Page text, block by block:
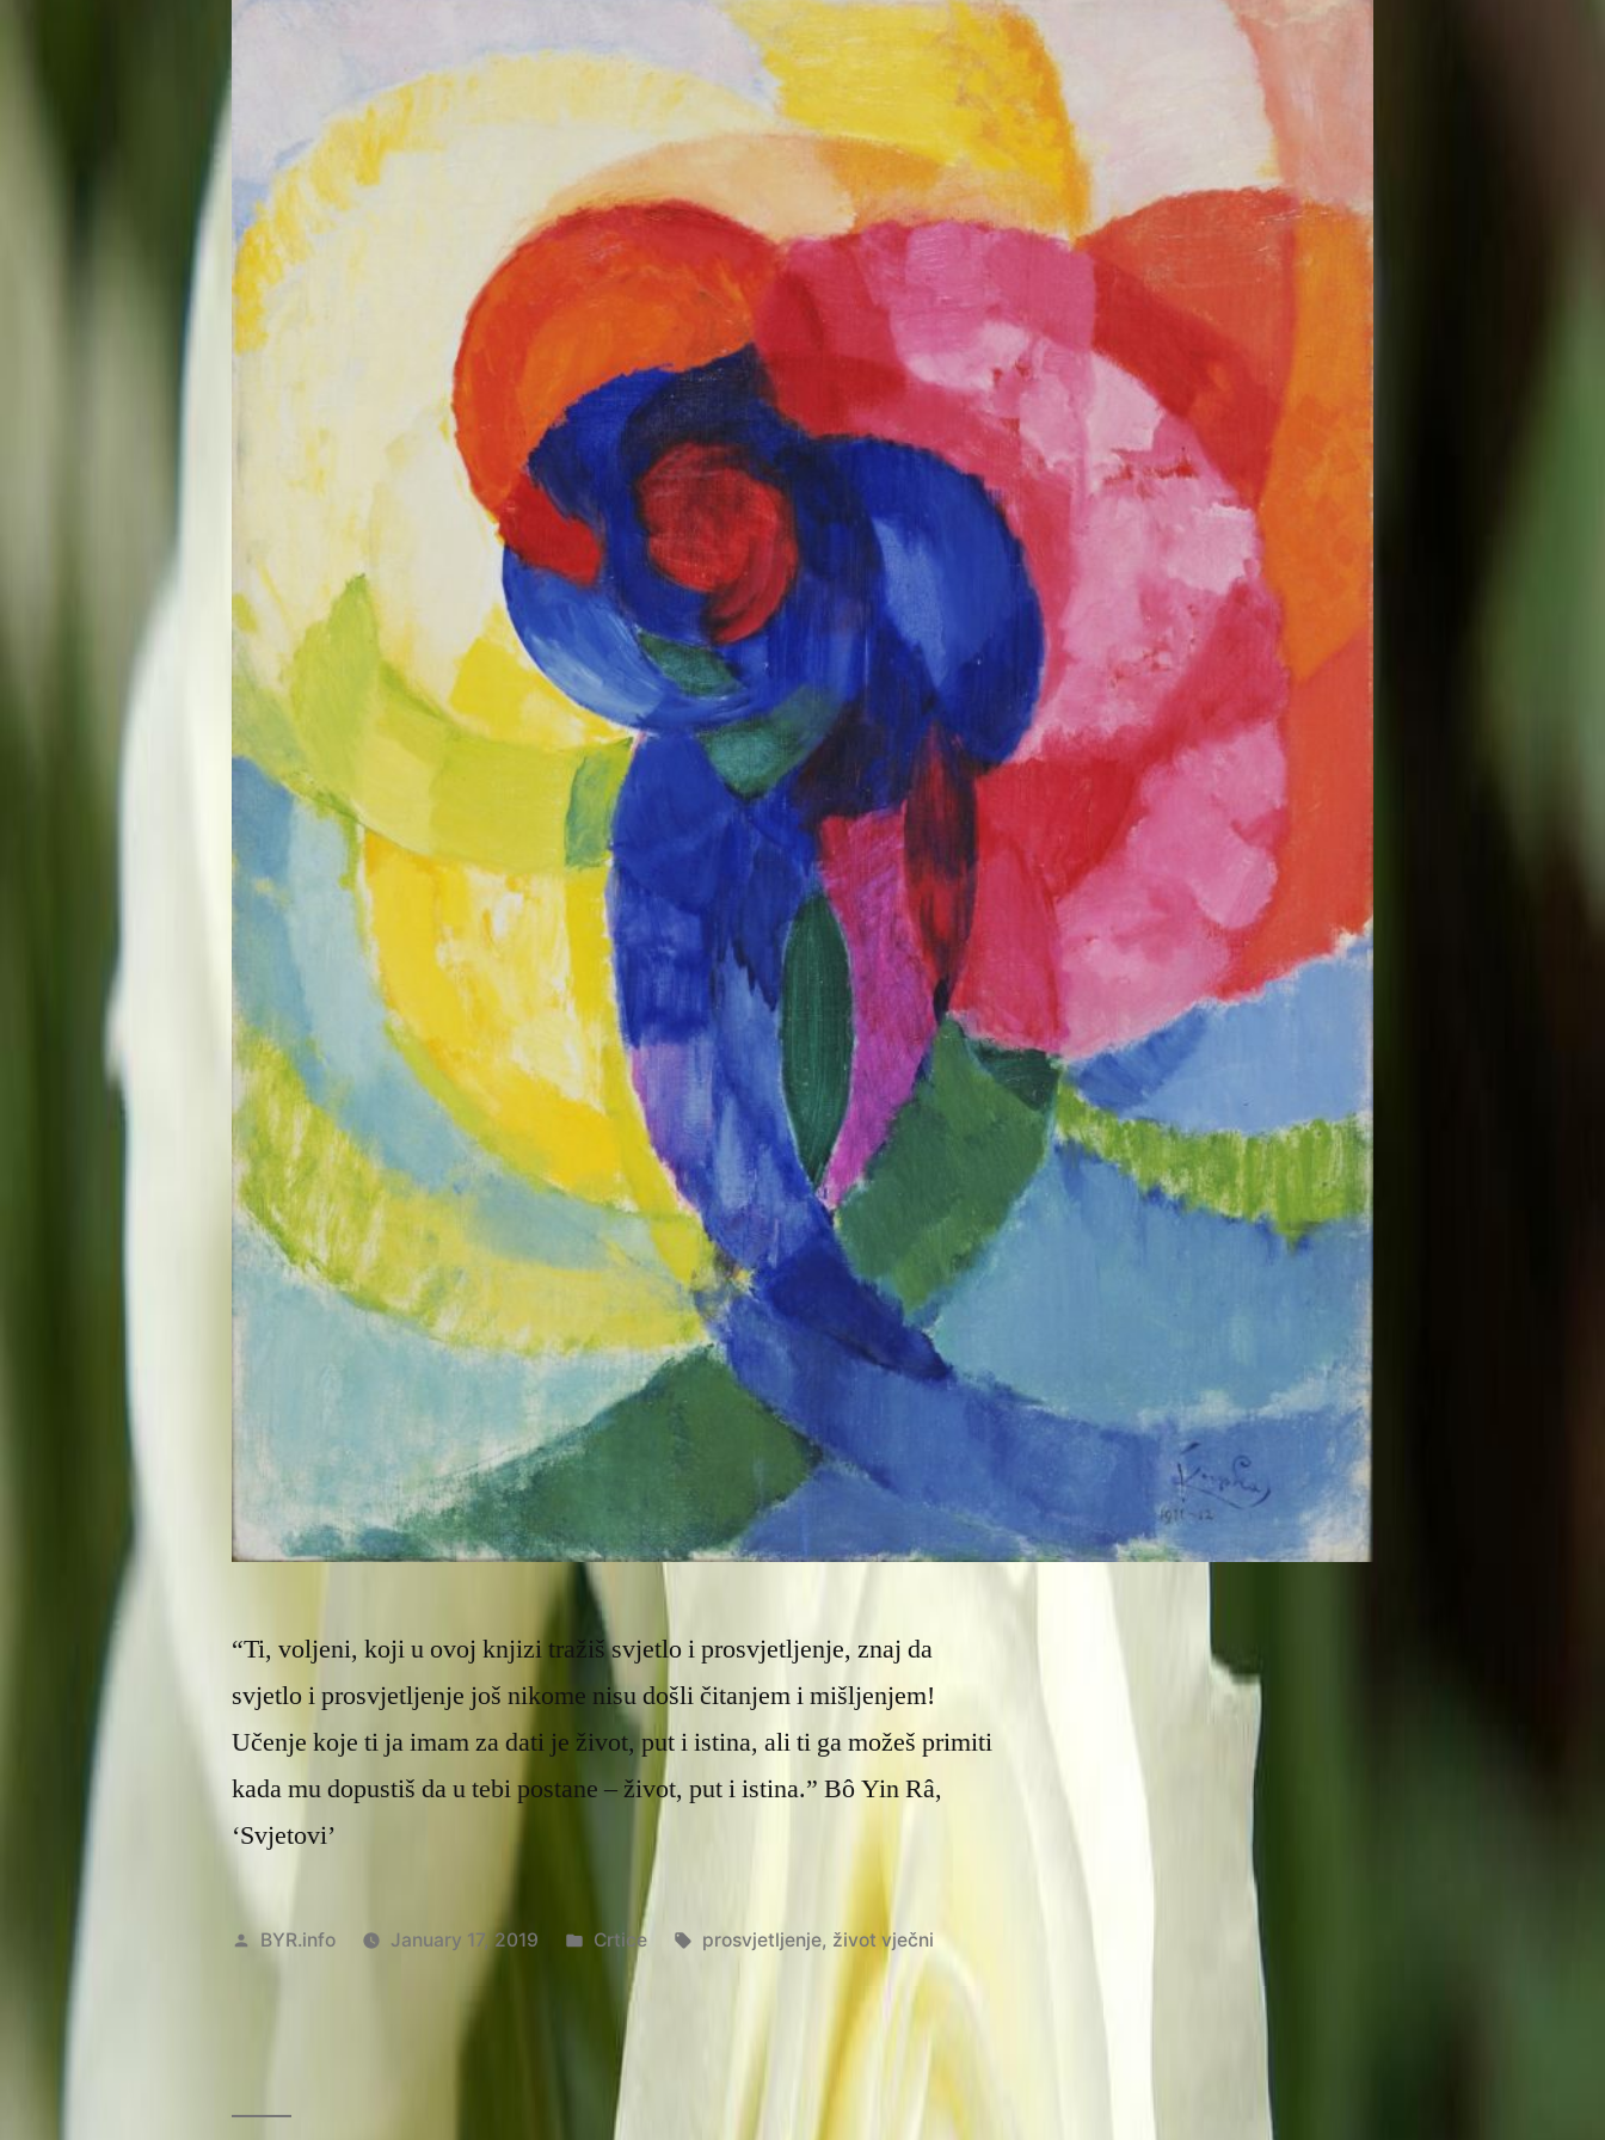
“Ti, voljeni, koji u ovoj knjizi tražiš svjetlo i prosvjetljenje, znaj da
svjetlo i prosvjetljenje još nikome nisu došli čitanjem i mišljenjem!
Učenje koje ti ja imam za dati je život, put i istina, ali ti ga možeš primiti
kada mu dopustiš da u tebi postane – život, put i istina.” Bô Yin Râ,
‘Svjetovi’
Posted
BYR.info January 17, 2019
Posted
Crtice Tags:
prosvjetljenje, život vječni